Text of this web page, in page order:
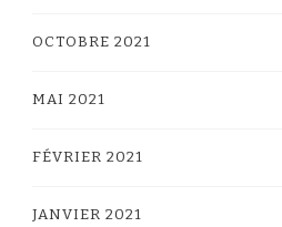
OCTOBRE 2021
MAI 2021
FÉVRIER 2021
JANVIER 2021